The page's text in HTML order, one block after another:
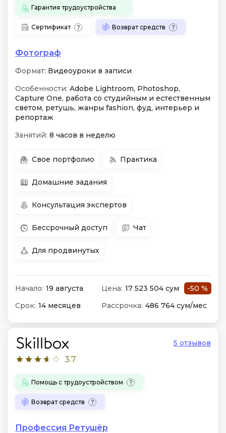
Гарантия трудоустройства
Сертификат Возврат средств
Фотограф
Формат: Видеоуроки в записи
Особенности: Adobe Lightroom, Photoshop,
Capture One, работа со студийным и естественным
светом, ретушь, жанры fashion, фуд, интерьер и
репортаж
Занятий: 8 часов в неделю
Свое портфолио Практика
Домашние задания
Консультация экспертов
Бессрочный доступ Чат
Для продвинутых
Начало: 19 августа Цена: 17 523 504 сум
-50 %
Срок: 14 месяцев Рассрочка: 486 764 сум/мес
3.7
5 отзывов
Помощь с трудоустройством
Возврат средств
Профессия Ретушёр